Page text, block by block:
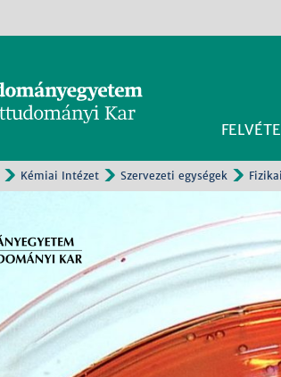
Kémiai Intézet Szervezeti egységek